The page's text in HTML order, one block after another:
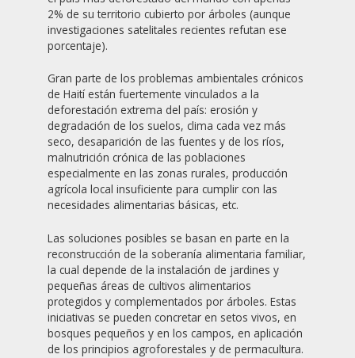
2% de su territorio cubierto por árboles (aunque
investigaciones satelitales recientes refutan ese
porcentaje).
Gran parte de los problemas ambientales crónicos
de Haití están fuertemente vinculados a la
deforestación extrema del país: erosión y
degradación de los suelos, clima cada vez más
seco, desaparición de las fuentes y de los ríos,
malnutrición crónica de las poblaciones
especialmente en las zonas rurales, producción
agrícola local insuficiente para cumplir con las
necesidades alimentarias básicas, etc.
Las soluciones posibles se basan en parte en la
reconstrucción de la soberanía alimentaria familiar,
la cual depende de la instalación de jardines y
pequeñas áreas de cultivos alimentarios
protegidos y complementados por árboles. Estas
iniciativas se pueden concretar en setos vivos, en
bosques pequeños y en los campos, en aplicación
de los principios agroforestales y de permacultura.